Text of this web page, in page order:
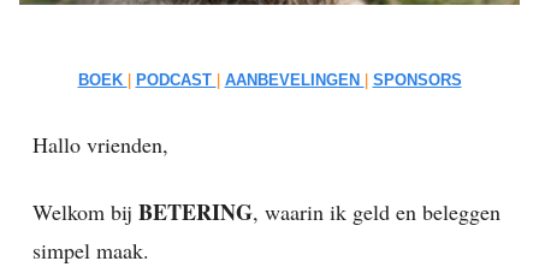
BOEK PODCAST AANBEVELINGEN SPONSORS
Hallo vrienden,
Welkom bij BETERING, waarin ik geld en beleggen
simpel maak.